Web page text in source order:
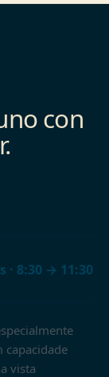
con
· 8:30 → 11:30
capacidade
vista